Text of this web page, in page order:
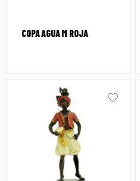
COPA AGUA M ROJA